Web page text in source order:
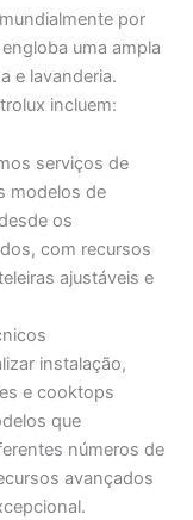
por
uma ampla
e lavanderia.
incluem:
serviços de
modelos de
os
com recursos
ajustáveis e
instalação,
e cooktops
que
números de
avançados